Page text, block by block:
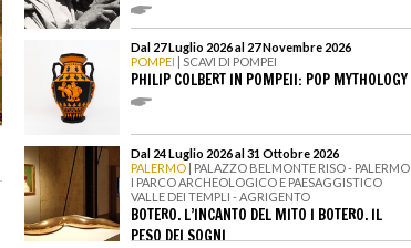
Dal 27 Luglio 2026 al 27 Novembre 2026
POMPEI | SCAVI DI POMPEI
PHILIP COLBERT IN POMPEII: POP MYTHOLOGY
Dal 24 Luglio 2026 al 31 Ottobre 2026
PALERMO | PALAZZO BELMONTE RISO - PALERMO
I PARCO ARCHEOLOGICO E PAESAGGISTICO
VALLE DEI TEMPLI - AGRIGENTO
BOTERO. L’INCANTO DEL MITO I BOTERO. IL
PESO DEI SOGNI